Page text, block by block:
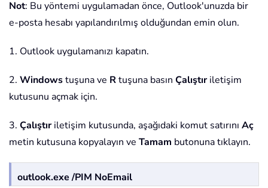
Not: Bu yöntemi uygulamadan önce, Outlook'unuzda bir
e-posta hesabı yapılandırılmış olduğundan emin olun.
1. Outlook uygulamanızı kapatın.
2. Windowstuşuna ve Rtuşuna basın Çalıştıriletişim
kutusunu açmak için.
3. Çalıştıriletişim kutusunda, aşağıdaki komut satırını Aç
metin kutusuna kopyalayın ve Tamam butonuna tıklayın.
outlook.exe /PIM NoEmail